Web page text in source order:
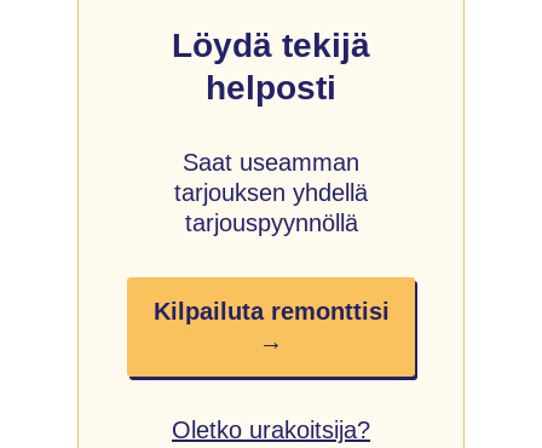
Löydä tekijä
helposti
Saat useamman
tarjouksen yhdellä
tarjouspyynnöllä
Kilpailuta remonttisi
→
Oletko urakoitsija?